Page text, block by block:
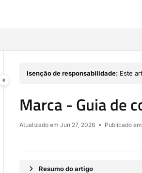
further.
Isenção de responsabilidade: Este
Marca - Guia de
Atualizado em Jun 27, 2026 Publicado
Resumo do artigo